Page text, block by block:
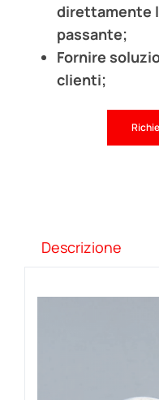
direttamente
passante;
Fornire
clienti;
Descrizione